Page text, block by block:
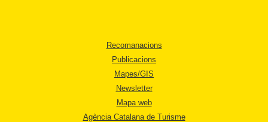
Recomanacions
Publicacions
Mapes/GIS
Newsletter
Mapa web
Agència Catalana de Turisme